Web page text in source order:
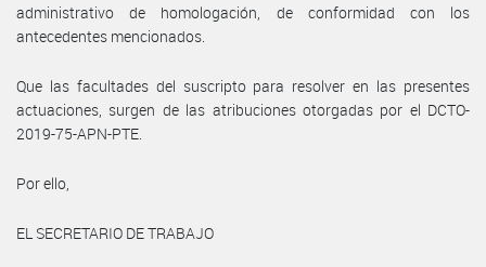
administrativo de homologación, de conformidad con los
antecedentes mencionados.
Que las facultades del suscripto para resolver en las presentes
actuaciones, surgen de las atribuciones otorgadas por el DCTO-
2019-75-APN-PTE.
Por ello,
EL SECRETARIO DE TRABAJO